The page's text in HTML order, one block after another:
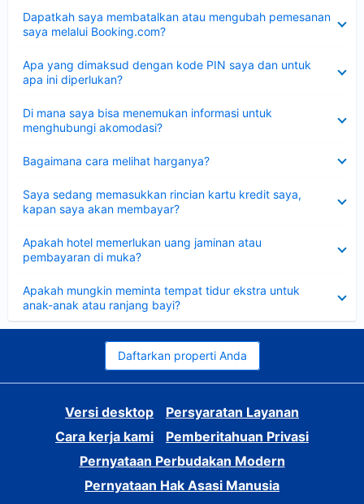
Dapatkah saya membatalkan atau mengubah pemesanan
saya melalui Booking.com?
Apa yang dimaksud dengan kode PIN saya dan untuk
apa ini diperlukan?
Di mana saya bisa menemukan informasi untuk
menghubungi akomodasi?
Bagaimana cara melihat harganya?
Saya sedang memasukkan rincian kartu kredit saya,
kapan saya akan membayar?
Apakah hotel memerlukan uang jaminan atau
pembayaran di muka?
Apakah mungkin meminta tempat tidur ekstra untuk
anak-anak atau ranjang bayi?
Daftarkan properti Anda
Versi desktop
Persyaratan Layanan
Cara kerja kami
Pemberitahuan Privasi
Pernyataan Perbudakan Modern
Pernyataan Hak Asasi Manusia